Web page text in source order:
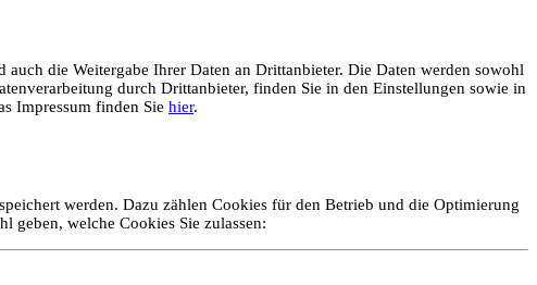
die Weitergabe Ihrer Daten an Drittanbieter. Die Daten werden sowohl
durch Drittanbieter, finden Sie in den Einstellungen sowie in
Impressum finden Sie hier.
werden. Dazu zählen Cookies für den Betrieb und die Optimierung
geben, welche Cookies Sie zulassen: